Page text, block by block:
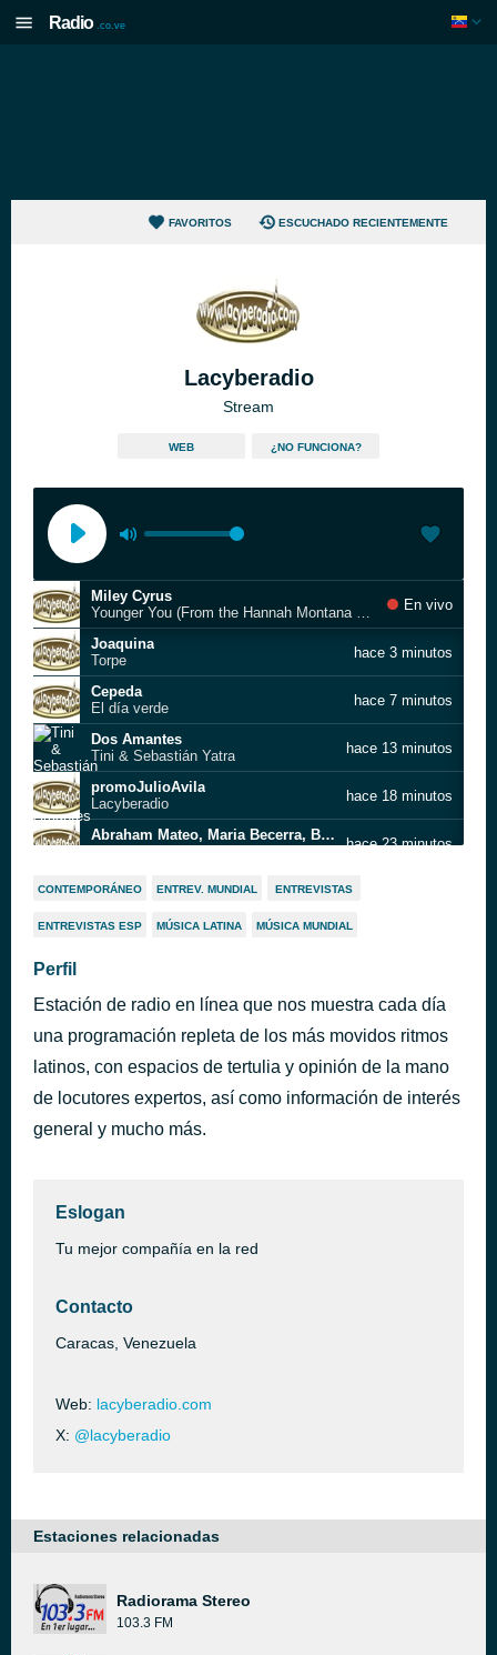
Radio .co.ve
FAVORITOS ESCUCHADO RECIENTEMENTE
Lacyberadio
Stream
WEB ¿NO FUNCIONA?
Miley Cyrus
Younger You (From the Hannah Montana 20th Anniversary Special)
En vivo
Joaquina
Torpe
hace 3 minutos
Cepeda
El día verde
hace 7 minutos
Dos Amantes
Tini & Sebastián Yatra
hace 13 minutos
promoJulioAvila
Lacyberadio
hace 18 minutos
Abraham Mateo, Maria Becerra, Big One
hace 23 minutos
ELENA ROSE
hace 27 minutos
Victoria Viera, Joaquin Bondoni
Te Dedico
Carlos Vives con Alejandro Sanz
hace 42 minutos
CONTEMPORÁNEO ENTREV. MUNDIAL ENTREVISTAS
ENTREVISTAS ESP MÚSICA LATINA MÚSICA MUNDIAL
Perfil
Estación de radio en línea que nos muestra cada día
una programación repleta de los más movidos ritmos
latinos, con espacios de tertulia y opinión de la mano
de locutores expertos, así como información de interés
general y mucho más.
Eslogan
Tu mejor compañía en la red
Contacto
Caracas, Venezuela
Web: lacyberadio.com
X: @lacyberadio
Estaciones relacionadas
Radiorama Stereo
103.3 FM